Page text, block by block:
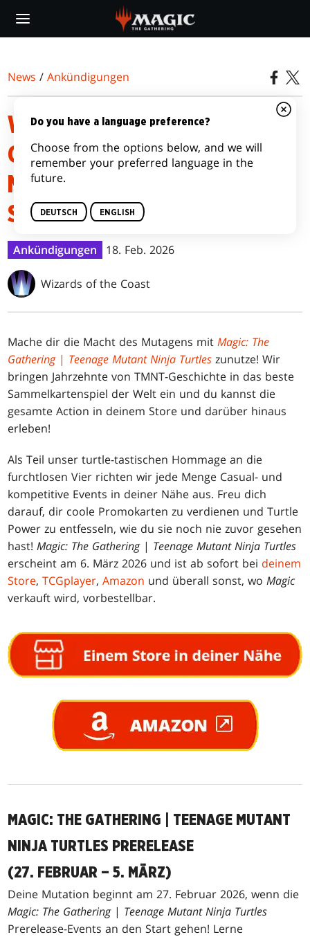
main
News /Ankündigungen
WO DU MAGIC: THE
GATHERING | TEENAGE
MUTANT NINJA TURTLES
SPIELEN KANNST
Ankündigungen 18. Feb. 2026
Wizards of the Coast
Mache dir die Macht des Mutagens mitMagic: The
Gathering| Teenage Mutant Ninja Turtles zunutze! Wir
bringen Jahrzehnte von TMNT-Geschichte in das beste
Sammelkartenspiel der Welt ein und du kannst die
gesamte Action in deinem Store und darüber hinaus
erleben!
Als Teil unser turtle-tastischen Hommage an die
furchtlosen Vier richten wir jede Menge Casual- und
kompetitive Events in deiner Nähe aus. Freu dich
darauf, dir coole Promokarten zu verdienen und Turtle
Power zu entfesseln, wie du sie noch nie zuvor gesehen
hast!Magic: The Gathering| Teenage Mutant Ninja Turtles
erscheint am 6. März 2026 und ist ab sofort bei deinem
Store,TCGplayer,Amazon und überall sonst, woMagic
verkauft wird, vorbestellbar.
MAGIC: THE GATHERING | TEENAGE MUTANT
NINJA TURTLES PRERELEASE
(27. FEBRUAR – 5. MÄRZ)
Deine Mutation beginnt am 27. Februar 2026, wenn die
Magic: The Gathering| Teenage Mutant Ninja Turtles
Prerelease-Events an den Start gehen! Lerne
Do you have a language preference?
Choose from the options below, and we will
remember your preferred language in the
future.
DEUTSCH ENGLISH